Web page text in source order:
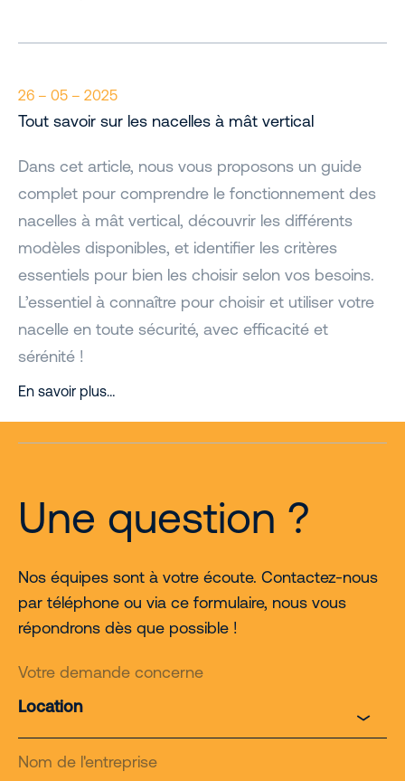
26 – 05 – 2025
Tout savoir sur les nacelles à mât vertical
Dans cet article, nous vous proposons un guide
complet pour comprendre le fonctionnement des
nacelles à mât vertical, découvrir les différents
modèles disponibles, et identifier les critères
essentiels pour bien les choisir selon vos besoins.
L’essentiel à connaître pour choisir et utiliser votre
nacelle en toute sécurité, avec efficacité et
sérénité !
En savoir plus…
Une question ?
Nos équipes sont à votre écoute. Contactez-nous
par téléphone ou via ce formulaire, nous vous
répondrons dès que possible !
Votre demande concerne
Nom de l'entreprise